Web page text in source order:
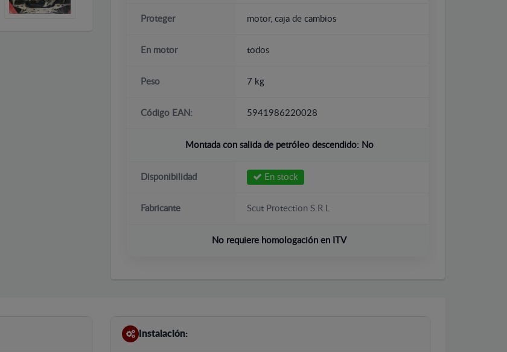
Proteger motor, caja de cambios
En motor todos
Peso 7 kg
Código EAN: 5941986220028
Montada con salida de petróleo descendido: No
Disponibilidad En stock
Fabricante Scut Protection S.R.L
No requiere homologación en ITV
Instalación: